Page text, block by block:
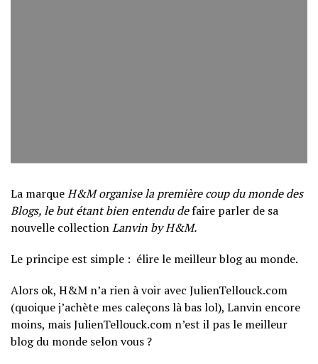
La marqueH&M organise la première coup du monde des
Blogs, le but étant bien entendu defaire parler de sa
nouvelle collectionLanvin by H&M.
Le principe est simple : élire le meilleur blog au monde.
Alors ok, H&M n’a rien à voir avec JulienTellouck.com
(quoique j’achète mes caleçons là bas lol), Lanvin encore
moins, mais JulienTellouck.com n’est il pas le meilleur
blog du monde selon vous ?